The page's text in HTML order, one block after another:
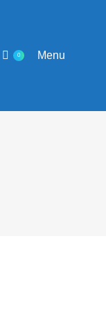
0 Menu